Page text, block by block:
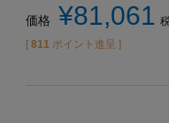
価格 ¥81,061
[ 811 ポイント進呈 ]